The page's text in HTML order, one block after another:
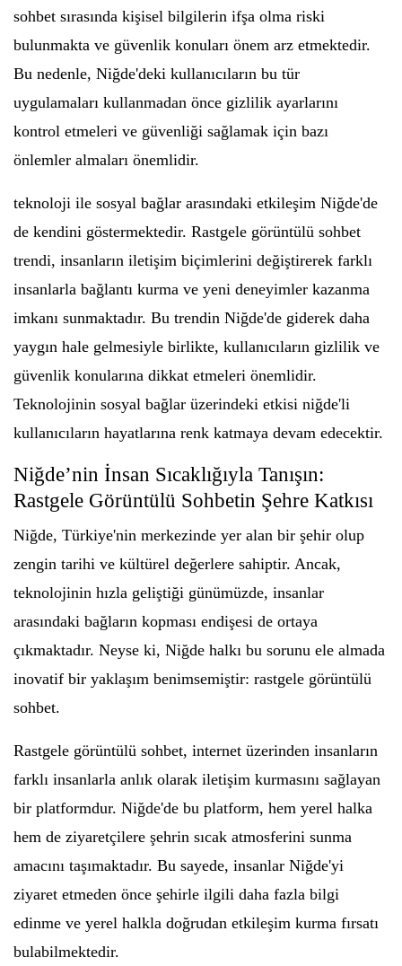
sohbet sırasında kişisel bilgilerin ifşa olma riski
bulunmakta ve güvenlik konuları önem arz etmektedir.
Bu nedenle, Niğde'deki kullanıcıların bu tür
uygulamaları kullanmadan önce gizlilik ayarlarını
kontrol etmeleri ve güvenliği sağlamak için bazı
önlemler almaları önemlidir.
teknoloji ile sosyal bağlar arasındaki etkileşim Niğde'de
de kendini göstermektedir. Rastgele görüntülü sohbet
trendi, insanların iletişim biçimlerini değiştirerek farklı
insanlarla bağlantı kurma ve yeni deneyimler kazanma
imkanı sunmaktadır. Bu trendin Niğde'de giderek daha
yaygın hale gelmesiyle birlikte, kullanıcıların gizlilik ve
güvenlik konularına dikkat etmeleri önemlidir.
Teknolojinin sosyal bağlar üzerindeki etkisi niğde'li
kullanıcıların hayatlarına renk katmaya devam edecektir.
Niğde’nin İnsan Sıcaklığıyla Tanışın:
Rastgele Görüntülü Sohbetin Şehre Katkısı
Niğde, Türkiye'nin merkezinde yer alan bir şehir olup
zengin tarihi ve kültürel değerlere sahiptir. Ancak,
teknolojinin hızla geliştiği günümüzde, insanlar
arasındaki bağların kopması endişesi de ortaya
çıkmaktadır. Neyse ki, Niğde halkı bu sorunu ele almada
inovatif bir yaklaşım benimsemiştir: rastgele görüntülü
sohbet.
Rastgele görüntülü sohbet, internet üzerinden insanların
farklı insanlarla anlık olarak iletişim kurmasını sağlayan
bir platformdur. Niğde'de bu platform, hem yerel halka
hem de ziyaretçilere şehrin sıcak atmosferini sunma
amacını taşımaktadır. Bu sayede, insanlar Niğde'yi
ziyaret etmeden önce şehirle ilgili daha fazla bilgi
edinme ve yerel halkla doğrudan etkileşim kurma fırsatı
bulabilmektedir.